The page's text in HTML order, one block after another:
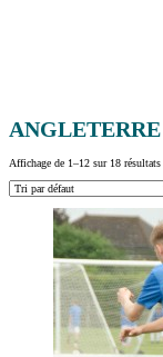
ANGLETERRE
Affichage de 1–12 sur 18 résultats